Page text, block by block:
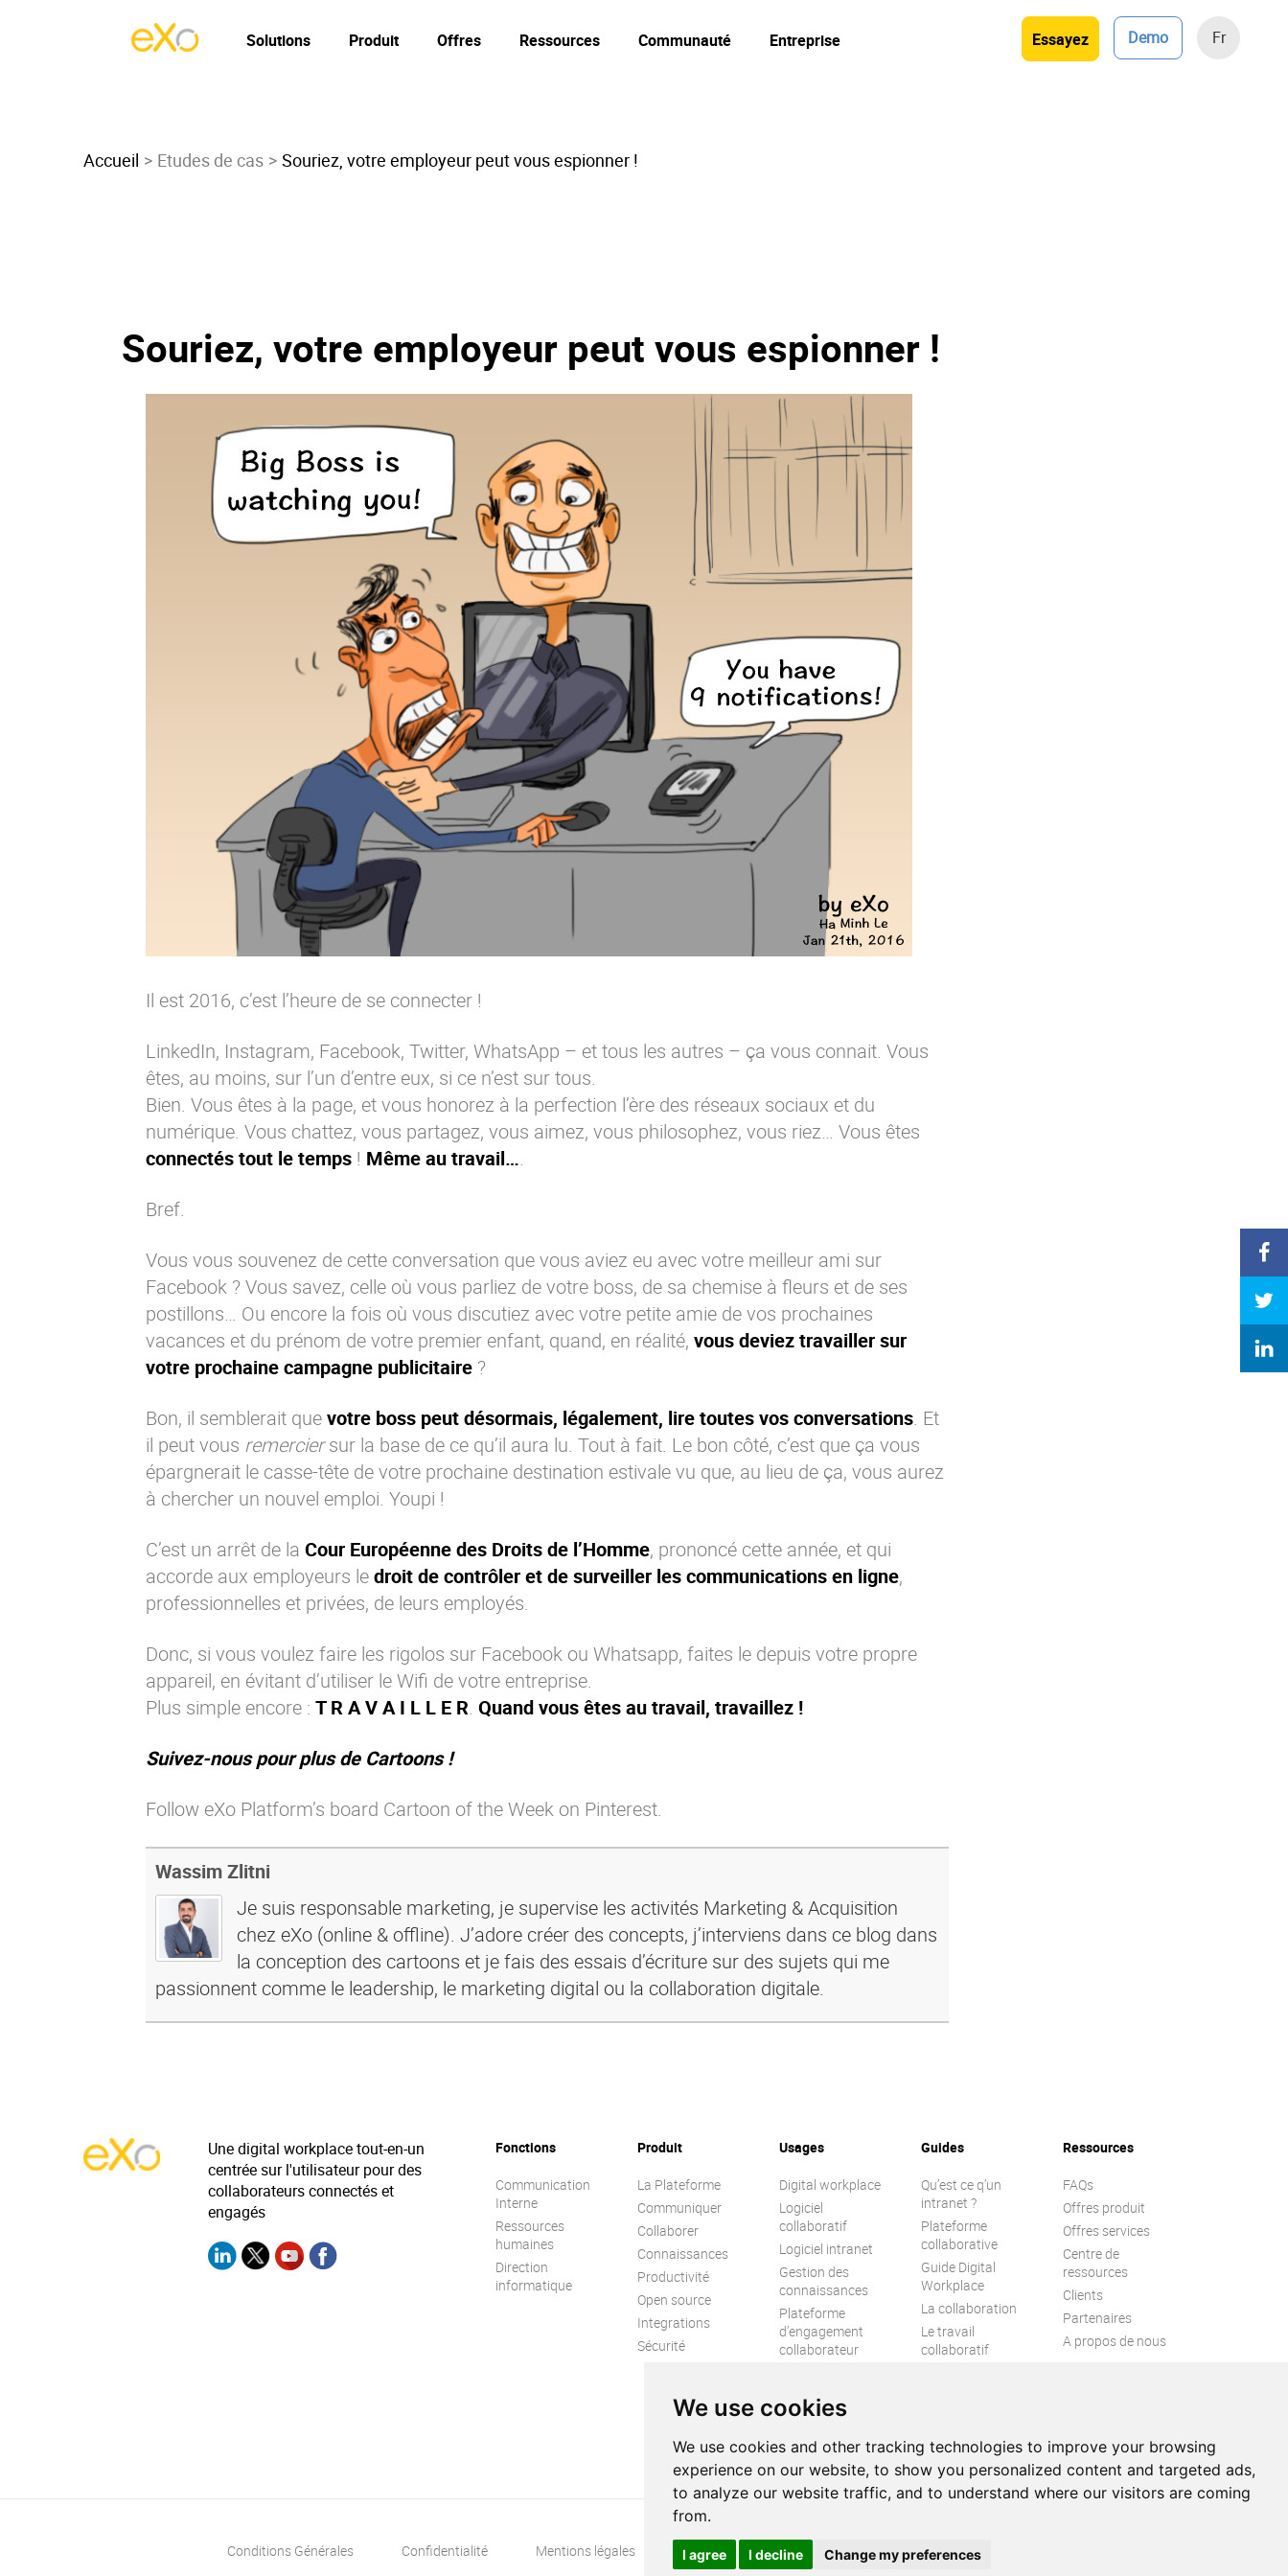
We use cookies
We use cookies and other tracking technologies to improve your browsing
experience on our website, to show you personalized content and targeted ads,
to analyze our website traffic, and to understand where our visitors are coming
from.
I agree I decline Change my preferences
Essayez Demo Fr
Solutions Produit Offres Ressources Communauté Entreprise
Accueil Etudes de cas Souriez, votre employeur peut vous espionner !
Souriez, votre employeur peut vous espionner !
Il est 2016, c’est l’heure de se connecter !
LinkedIn, Instagram, Facebook, Twitter, WhatsApp – et tous les autres – ça vous connait. Vous
êtes, au moins, sur l’un d’entre eux, si ce n’est sur tous.
Bien. Vous êtes à la page, et vous honorez à la perfection l’ère des réseaux sociaux et du
numérique. Vous chattez, vous partagez, vous aimez, vous philosophez, vous riez… Vous êtes
connectés tout le temps ! Même au travail….
Bref.
Vous vous souvenez de cette conversation que vous aviez eu avec votre meilleur ami sur
Facebook ? Vous savez, celle où vous parliez de votre boss, de sa chemise à fleurs et de ses
postillons… Ou encore la fois où vous discutiez avec votre petite amie de vos prochaines
vacances et du prénom de votre premier enfant, quand, en réalité, vous deviez travailler sur
votre prochaine campagne publicitaire ?
Bon, il semblerait quevotre boss peut désormais, légalement, lire toutes vos conversations. Et
il peut vous remerciersur la base de ce qu’il aura lu. Tout à fait. Le bon côté, c’est que ça vous
épargnerait le casse-tête de votre prochaine destination estivale vu que, au lieu de ça, vous aurez
à chercher un nouvel emploi. Youpi !
C’est un arrêt de la Cour Européenne des Droits de l’Homme, prononcé cette année, et qui
accorde aux employeurs ledroit de contrôler et de surveiller les communications en ligne,
professionnelles et privées, de leurs employés.
Donc, si vous voulez faire les rigolos sur Facebook ou Whatsapp, faites le depuis votre propre
appareil, en évitant d’utiliser le Wifi de votre entreprise.
Plus simple encore : T R A V A I L L E R. Quand vous êtes au travail, travaillez !
Suivez-nous pour plus de Cartoons !
Follow eXo Platform’s board Cartoon of the Week on Pinterest.
Wassim Zlitni
Je suis responsable marketing, je supervise les activités Marketing & Acquisition
chez eXo (online & offline). J’adore créer des concepts, j’interviens dans ce blog dans
la conception des cartoons et je fais des essais d’écriture sur des sujets qui me
passionnent comme le leadership, le marketing digital ou la collaboration digitale.
Une digital workplace tout-en-un
centrée sur l'utilisateur pour des
collaborateurs connectés et
engagés
Fonctions
Communication
Interne
Ressources
humaines
Direction
informatique
Produit
La Plateforme
Communiquer
Collaborer
Connaissances
Productivité
Open source
Integrations
Sécurité
Usages
Digital workplace
Logiciel
collaboratif
Logiciel intranet
Gestion des
connaissances
Plateforme
d’engagement
collaborateur
Guides
Qu’est ce q’un
intranet ?
Plateforme
collaborative
Guide Digital
Workplace
La collaboration
Le travail
collaboratif
Ressources
FAQs
Offres produit
Offres services
Centre de
ressources
Clients
Partenaires
A propos de nous
Conditions Générales Confidentialité Mentions légales Accessibilité Plan du site Contact